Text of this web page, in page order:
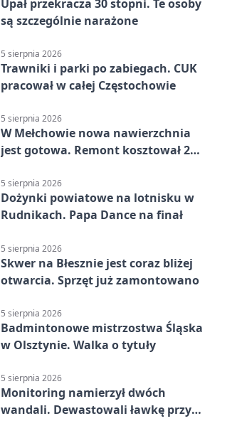
Upał przekracza 30 stopni. Te osoby
są szczególnie narażone
5 sierpnia 2026
Trawniki i parki po zabiegach. CUK
pracował w całej Częstochowie
5 sierpnia 2026
W Mełchowie nowa nawierzchnia
jest gotowa. Remont kosztował 222
5 sierpnia 2026
Dożynki powiatowe na lotnisku w
Rudnikach. Papa Dance na finał
5 sierpnia 2026
Skwer na Błesznie jest coraz bliżej
otwarcia. Sprzęt już zamontowano
5 sierpnia 2026
Badmintonowe mistrzostwa Śląska
w Olsztynie. Walka o tytuły
5 sierpnia 2026
Monitoring namierzył dwóch
wandali. Dewastowali ławkę przy